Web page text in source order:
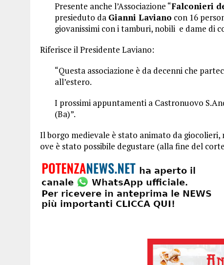
Presente anche l’Associazione “Falconieri
presieduto da Gianni Laviano con 16
giovanissimi con i tamburi, nobili e dame di
Riferisce il Presidente Laviano:
“Questa associazione è da decenni che
all’estero.
I prossimi appuntamenti a Castronuovo
(Ba)”.
Il borgo medievale è stato animato da
ove è stato possibile degustare (alla fine del